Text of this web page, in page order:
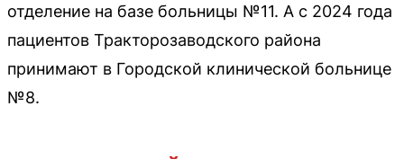
отделение на базе больницы №11. А с 2024 года
пациентов Тракторозаводского района
принимают в Городской клинической больнице
№8.